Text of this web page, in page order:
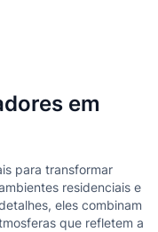
em
para transformar
residenciais e
eles combinam
que refletem a